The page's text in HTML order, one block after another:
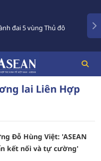
đai 5 vùng Thủ đô
lai Liên Hợp
Đỗ Hùng Việt: 'ASEAN
kết nối và tự cường'